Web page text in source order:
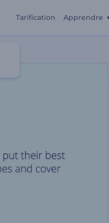
Tarification Apprendre